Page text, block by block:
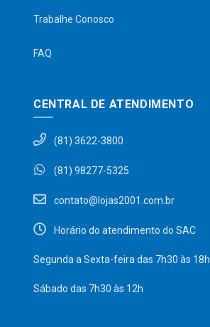
Trabalhe Conosco
FAQ
CENTRAL DE ATENDIMENTO
(81) 3622-3800
(81) 98277-5325
contato@lojas2001.com.br
Horário do atendimento do SAC
Segunda a Sexta-feira das 7h30 às 18h
Sábado das 7h30 às 12h